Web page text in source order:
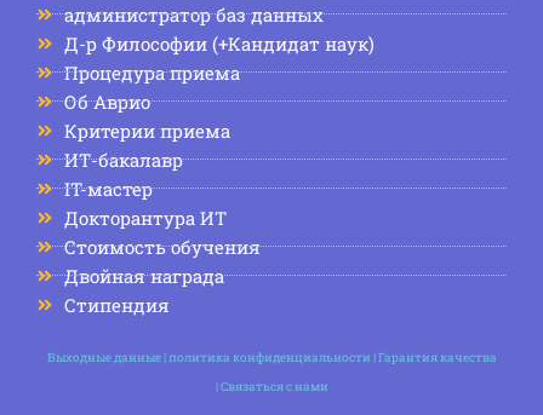
администратор баз данных
Д-р Философии (+Кандидат наук)
Процедура приема
Об Аврио
Критерии приема
ИТ-бакалавр
IT-мастер
Докторантура ИТ
Стоимость обучения
Двойная награда
Стипендия
Выходные данные|политика конфиденциальности |Гарантия качества
|Связаться с нами